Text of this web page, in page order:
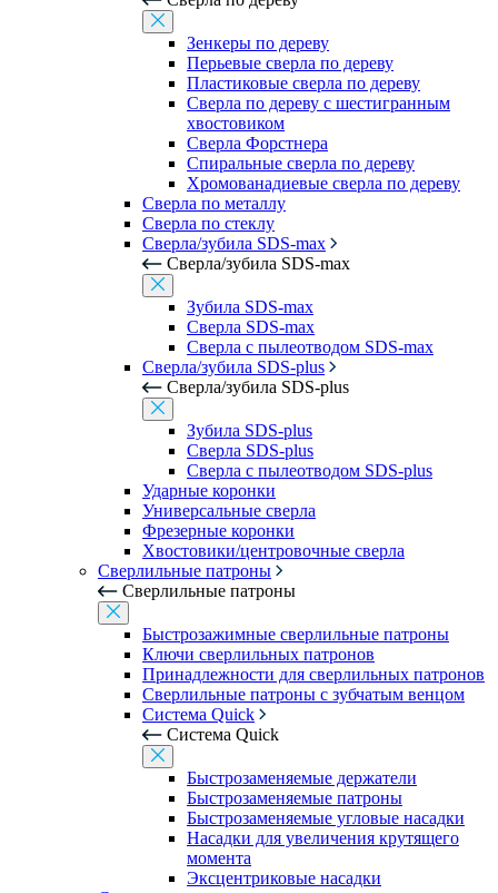
Зенкеры по дереву
Перьевые сверла по дереву
Пластиковые сверла по дереву
Сверла по дереву с шестигранным
хвостовиком
Сверла Форстнера
Спиральные сверла по дереву
Хромованадиевые сверла по дереву
Сверла по металлу
Сверла по стеклу
Сверла/зубила SDS-max
Сверла/зубила SDS-max
Зубила SDS-max
Сверла SDS-max
Сверла с пылеотводом SDS-max
Сверла/зубила SDS-plus
Сверла/зубила SDS-plus
Зубила SDS-plus
Сверла SDS-plus
Сверла с пылеотводом SDS-plus
Ударные коронки
Универсальные сверла
Фрезерные коронки
Хвостовики/центровочные сверла
Сверлильные патроны
Сверлильные патроны
Быстрозажимные сверлильные патроны
Ключи сверлильных патронов
Принадлежности для сверлильных патронов
Сверлильные патроны с зубчатым венцом
Система Quick
Система Quick
Быстрозаменяемые держатели
Быстрозаменяемые патроны
Быстрозаменяемые угловые насадки
Насадки для увеличения крутящего
момента
Эксцентриковые насадки